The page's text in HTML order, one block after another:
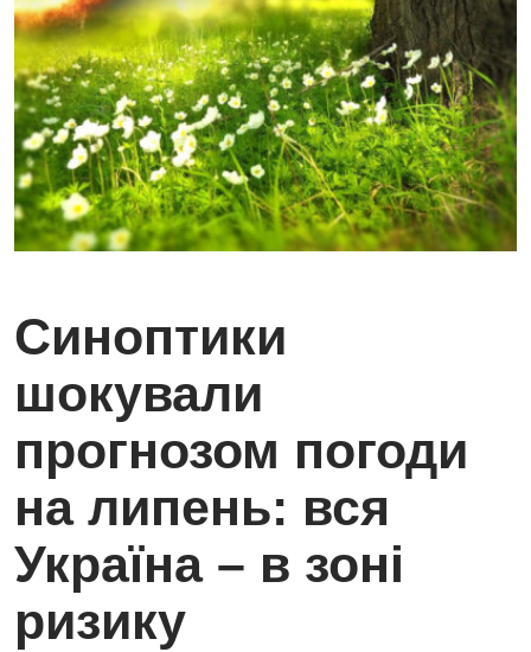
Синоптики
шокували
прогнозом погоди
на липень: вся
Україна – в зоні
ризику